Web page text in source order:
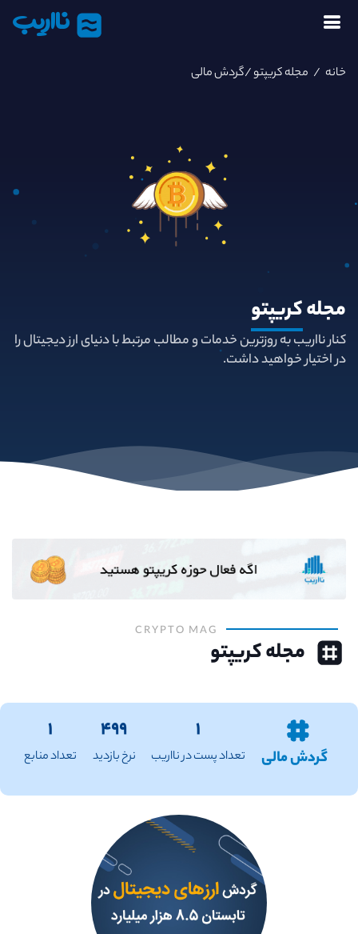
نااریب
خانه / مجله کریپتو/گردش مالی
مجلهکریپتو
کنار نااریب به روزترین خدمات و مطالب مرتبط با دنیای ارز دیجیتال را
در اختیار خواهید داشت.
CRYPTO MAG
مجله کریپتو
گردش مالی
۱
تعداد پست در نااریب
۴۹۹
نرخ بازدید
۱
تعداد منابع